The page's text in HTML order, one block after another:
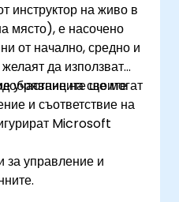
инструктор на живо в
място), е насочено
от начално, средно и
да използват
на своите
и съответствие на
участниците ще могат
Microsoft
за управление и